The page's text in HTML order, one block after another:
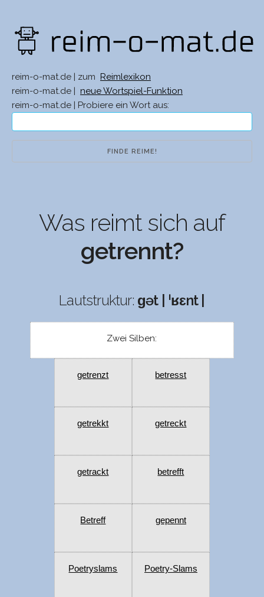
reim-o-mat.de | zum
Reimlexikon
reim-o-mat.de |
neue Wortspiel-Funktion
reim-o-mat.de | Probiere ein Wort aus:
Was reimt sich auf
getrennt?
Lautstruktur: ɡət | ˈʁɛnt |
Zwei Silben:
getrenzt betresst
getrekkt getreckt
getrackt betrefft
Betreff gepennt
Poetryslams Poetry-Slams